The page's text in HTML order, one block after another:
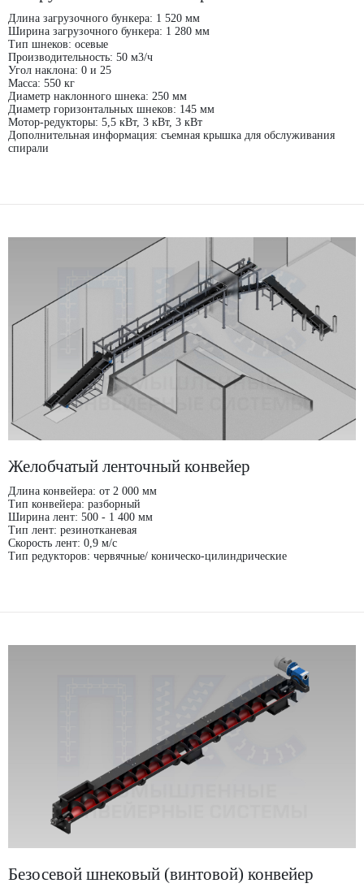
Длина загрузочного бункера: 1 520 мм
Ширина загрузочного бункера: 1 280 мм
Тип шнеков: осевые
Производительность: 50 м3/ч
Угол наклона: 0 и 25
Масса: 550 кг
Диаметр наклонного шнека: 250 мм
Диаметр горизонтальных шнеков: 145 мм
Мотор-редукторы: 5,5 кВт, 3 кВт, 3 кВт
Дополнительная информация: съемная крышка для обслуживания
спирали
Желобчатый ленточный конвейер
Длина конвейера: от 2 000 мм
Тип конвейера: разборный
Ширина лент: 500 - 1 400 мм
Тип лент: резинотканевая
Скорость лент: 0,9 м/с
Тип редукторов: червячные/ коническо-цилиндрические
Безосевой шнековый (винтовой) конвейер